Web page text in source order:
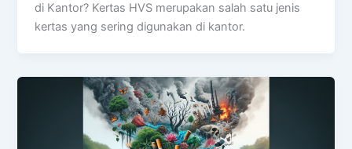
di Kantor? Kertas HVS merupakan salah satu jenis
kertas yang sering digunakan di kantor.